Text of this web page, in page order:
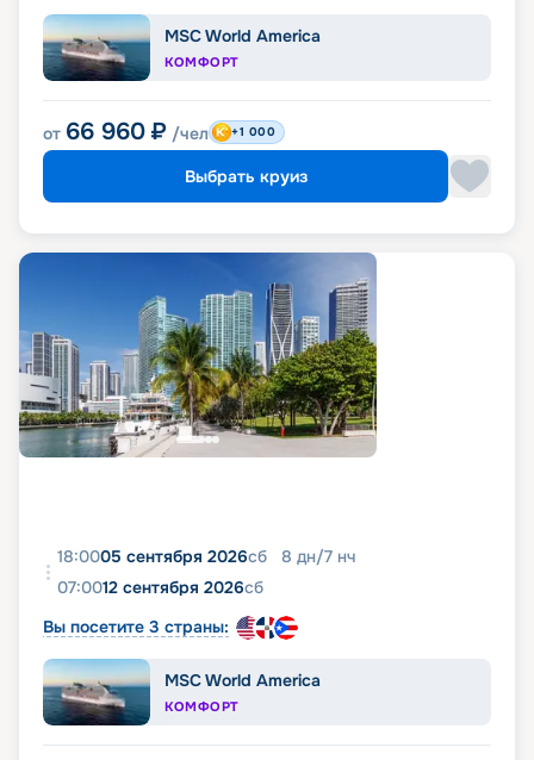
MSC World America
КОМФОРТ
от 66 960 ₽ /чел +1 000
Выбрать круиз
18:0005 сентября 2026сб 8 дн/7 нч
07:0012 сентября 2026сб
Вы посетите 3 страны:
MSC World America
КОМФОРТ